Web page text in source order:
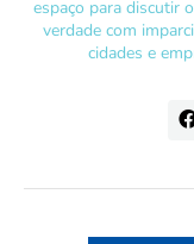
espaço para discutir
verdade com
cidades e